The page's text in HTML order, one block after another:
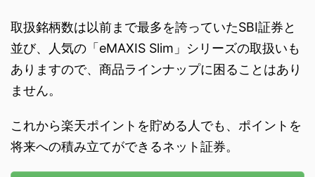
取扱銘柄数は以前まで最多を誇っていたSBI証券と
並び、人気の「eMAXIS Slim」シリーズの取扱いも
ありますので、商品ラインナップに困ることはあり
ません。
これから楽天ポイントを貯める人でも、ポイントを
将来への積み立てができるネット証券。